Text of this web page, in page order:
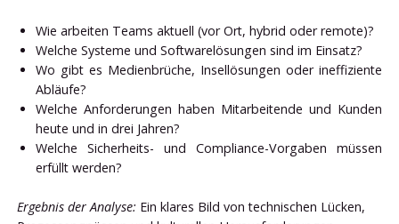
Wie arbeiten Teams aktuell (vor Ort, hybrid oder remote)?
Welche Systeme und Softwarelösungen sind im Einsatz?
Wo gibt es Medienbrüche, Insellösungen oder ineffiziente
Abläufe?
Welche Anforderungen haben Mitarbeitende und Kunden
heute und in drei Jahren?
Welche Sicherheits- und Compliance-Vorgaben müssen
erfüllt werden?
Ergebnis der Analyse: Ein klares Bild von technischen Lücken,